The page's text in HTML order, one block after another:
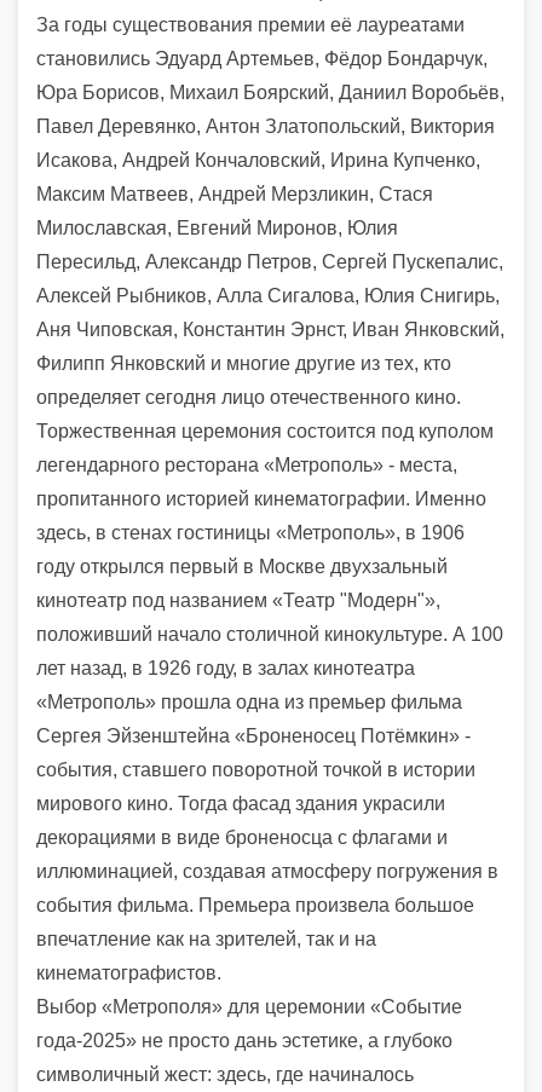
За годы существования премии её лауреатами
становились Эдуард Артемьев, Фёдор Бондарчук,
Юра Борисов, Михаил Боярский, Даниил Воробьёв,
Павел Деревянко, Антон Златопольский, Виктория
Исакова, Андрей Кончаловский, Ирина Купченко,
Максим Матвеев, Андрей Мерзликин, Стася
Милославская, Евгений Миронов, Юлия
Пересильд, Александр Петров, Сергей Пускепалис,
Алексей Рыбников, Алла Сигалова, Юлия Снигирь,
Аня Чиповская, Константин Эрнст, Иван Янковский,
Филипп Янковский и многие другие из тех, кто
определяет сегодня лицо отечественного кино.
Торжественная церемония состоится под куполом
легендарного ресторана «Метрополь» - места,
пропитанного историей кинематографии. Именно
здесь, в стенах гостиницы «Метрополь», в 1906
году открылся первый в Москве двухзальный
кинотеатр под названием «Театр "Модерн"»,
положивший начало столичной кинокультуре. А 100
лет назад, в 1926 году, в залах кинотеатра
«Метрополь» прошла одна из премьер фильма
Сергея Эйзенштейна «Броненосец Потёмкин» -
события, ставшего поворотной точкой в истории
мирового кино. Тогда фасад здания украсили
декорациями в виде броненосца с флагами и
иллюминацией, создавая атмосферу погружения в
события фильма. Премьера произвела большое
впечатление как на зрителей, так и на
кинематографистов.
Выбор «Метрополя» для церемонии «Событие
года-2025» не просто дань эстетике, а глубоко
символичный жест: здесь, где начиналось